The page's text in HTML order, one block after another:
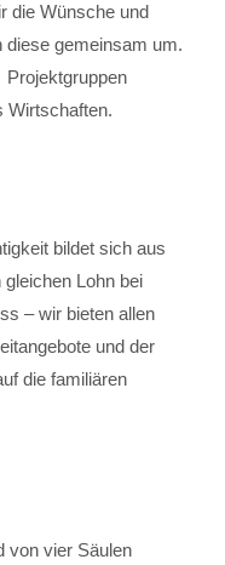
die Wünsche und
diese gemeinsam um.
Wirtschaften.
bildet sich aus
Lohn bei
– wir bieten allen
und der
die familiären
von vier Säulen